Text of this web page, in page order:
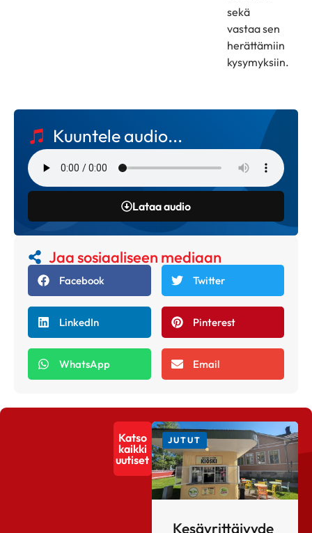
sekä
vastaa sen
herättämiin
kysymyksiin.
Kuuntele audio...
Lataa audio
Jaa sosiaaliseen mediaan
Facebook Twitter
LinkedIn Pinterest
WhatsApp Email
Katso
kaikki
uutiset
JUTUT
Kesäyrittäjyyde